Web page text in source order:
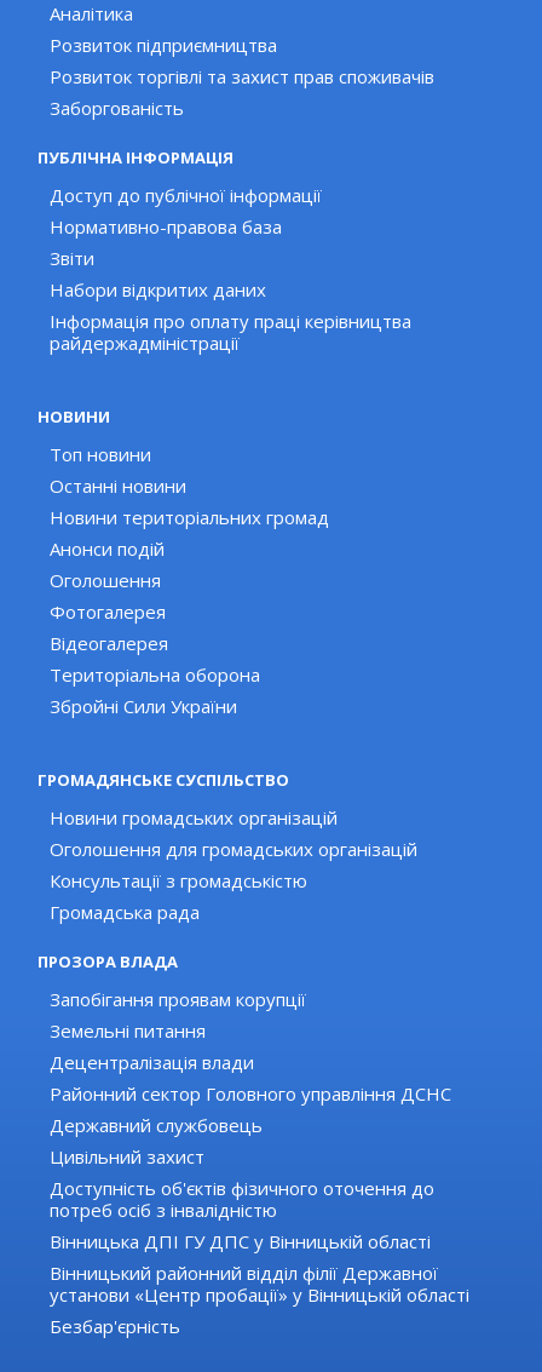
Аналітика
Розвиток підприємництва
Розвиток торгівлі та захист прав споживачів
Заборгованість
ПУБЛІЧНА ІНФОРМАЦІЯ
Доступ до публічної інформації
Нормативно-правова база
Звіти
Набори відкритих даних
Інформація про оплату праці керівництва
райдержадміністрації
НОВИНИ
Топ новини
Останні новини
Новини територіальних громад
Анонси подій
Оголошення
Фотогалерея
Відеогалерея
Територіальна оборона
Збройні Сили України
ГРОМАДЯНСЬКЕ СУСПІЛЬСТВО
Новини громадських організацій
Оголошення для громадських організацій
Консультації з громадськістю
Громадська рада
ПРОЗОРА ВЛАДА
Запобігання проявам корупції
Земельні питання
Децентралізація влади
Районний сектор Головного управління ДСНС
Державний службовець
Цивільний захист
Доступність об'єктів фізичного оточення до
потреб осіб з інвалідністю
Вінницька ДПІ ГУ ДПС у Вінницькій області
Вінницький районний відділ філії Державної
установи «Центр пробації» у Вінницькій області
Безбар'єрність